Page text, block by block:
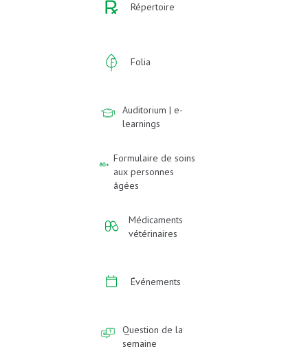
Répertoire
Folia
Auditorium | e-
learnings
Formulaire de soins
aux personnes
âgées
Médicaments
vétérinaires
Événements
Question de la
semaine